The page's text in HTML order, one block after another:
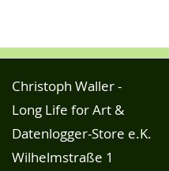
Christoph Waller -
Long Life for Art &
Datenlogger-Store e.K.
Wilhelmstraße 1